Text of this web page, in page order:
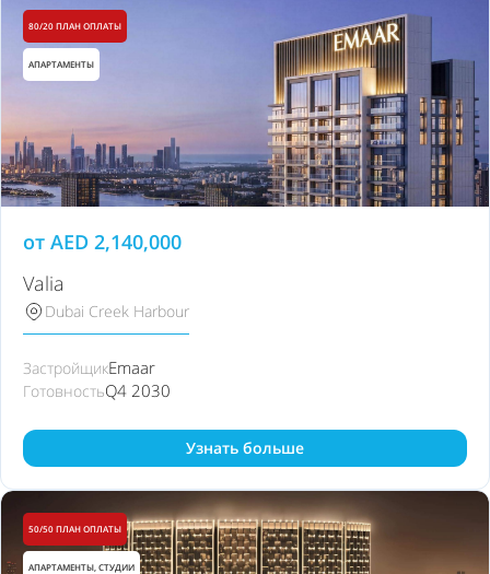
80/20 ПЛАН ОПЛАТЫ
АПАРТАМЕНТЫ
от AED 2,140,000
Valia
Dubai Creek Harbour
ЗастройщикEmaar
ГотовностьQ4 2030
Узнать больше
50/50 ПЛАН ОПЛАТЫ
АПАРТАМЕНТЫ, СТУДИИ